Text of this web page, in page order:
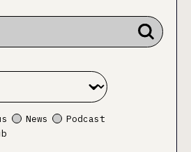
News
Podcast